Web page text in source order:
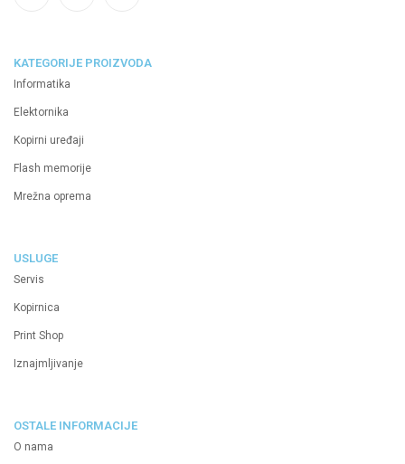
KATEGORIJE PROIZVODA
Informatika
Elektornika
Kopirni uređaji
Flash memorije
Mrežna oprema
USLUGE
Servis
Kopirnica
Print Shop
Iznajmljivanje
OSTALE INFORMACIJE
O nama